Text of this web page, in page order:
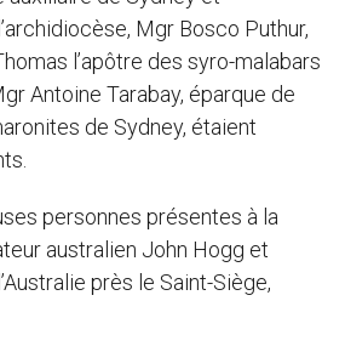
Mgr Bosco Puthur,
l’apôtre des syro-malabars
Antoine Tarabay, éparque de
de Sydney, étaient
personnes présentes à la
australien John Hogg et
près le Saint-Siège,